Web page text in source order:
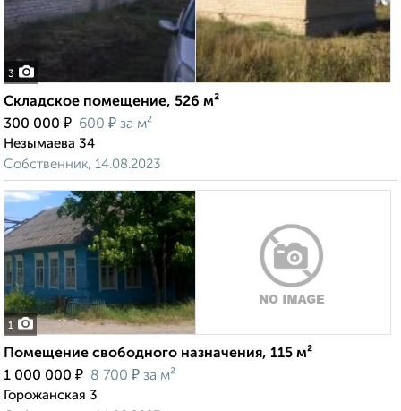
3
Складское помещение, 526 м²
300 000 ₽ 600 ₽ за м²
Незымаева 34
Собственник, 14.08.2023
1
Помещение свободного назначения, 115 м²
1 000 000 ₽ 8 700 ₽ за м²
Горожанская 3